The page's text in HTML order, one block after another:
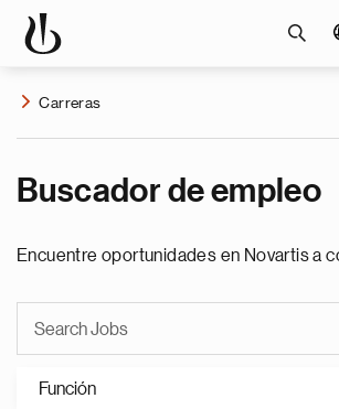
Carreras
Buscador de empleo
Encuentre oportunidades en Novartis a
Función